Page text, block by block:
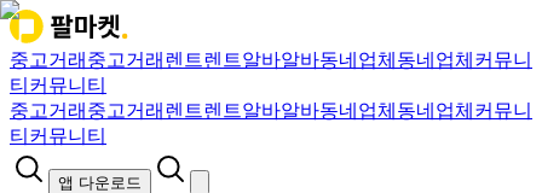
중고거래 중고거래 렌트렌트알바알바동네업체 동네업체 커뮤니
티 커뮤니티
중고거래 중고거래 렌트렌트알바알바동네업체 동네업체 커뮤니
티 커뮤니티
앱 다운로드